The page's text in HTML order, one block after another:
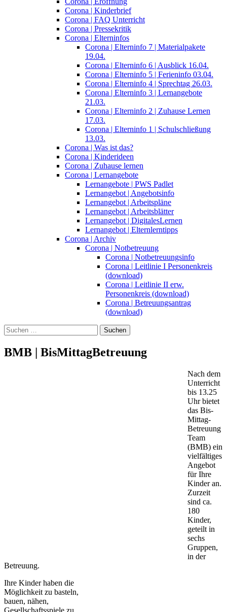
Corona | Kinderbrief
Corona | FAQ Unterricht
Corona | Pressekritik
Corona | Elterninfos
Corona | Elterninfo 7 | Materialpakete
19.04.
Corona | Elterninfo 6 | Ausblick 16.04.
Corona | Elterninfo 5 | Ferieninfo 03.04.
Corona | Elterninfo 4 | Sprechtag 26.03.
Corona | Elterninfo 3 | Lernangebote
21.03.
Corona | Elterninfo 2 | Zuhause Lernen
17.03.
Corona | Elterninfo 1 | Schulschließung
13.03.
Corona | Was ist das?
Corona | Kinderideen
Corona | Zuhause lernen
Corona | Lernangebote
Lernangebote | PWS Padlet
Lernangebot | Angebotsinfo
Lernangebot | Arbeitspläne
Lernangebot | Arbeitsblätter
Lernangebot | DigitalesLernen
Lernangebot | Elternlerntipps
Corona | Archiv
Corona | Notbetreuung
Corona | Notbetreuungsinfo
Corona | Leitlinie I Personenkreis
(download)
Corona | Leitlinie II erw.
Personenkreis (download)
Corona | Betreuungsantrag
(download)
Suchen
nach:
BMB | BisMittagBetreuung
Nach dem
Unterricht
bis 13.25
Uhr bietet
das Bis-
Mittag-
Betreuung
Team
(BMB) ein
vielfältiges
Angebot
für Ihre
Kinder an.
Zurzeit
sind ca.
180
Kinder,
geteilt in
sechs
Gruppen,
in der
Betreuung.
Ihre Kinder haben die
Möglichkeit zu basteln,
bauen, nähen,
Gesellschaftsspiele zu